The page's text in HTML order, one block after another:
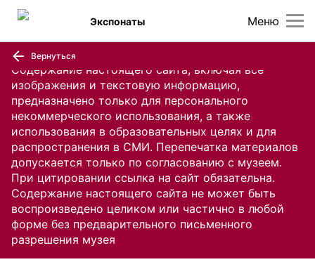
Содержание настоящего сайта, включая все
изображения и текстовую информацию,
предназначено только для персонального
некоммерческого использования, а также
использования в образовательных целях и для
распространения в СМИ. Перепечатка материалов
допускается только по согласованию с музеем.
При цитировании ссылка на сайт обязательна.
Содержание настоящего сайта не может быть
воспроизведено целиком или частично в любой
форме без предварительного письменного
разрешения музея
Меню
Экспонаты
Вернуться